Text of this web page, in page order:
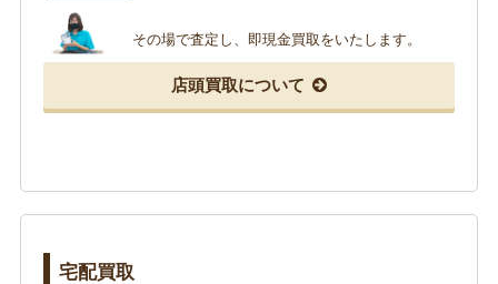
その場で査定し、即現金買取をいたします。
店頭買取について
宅配買取